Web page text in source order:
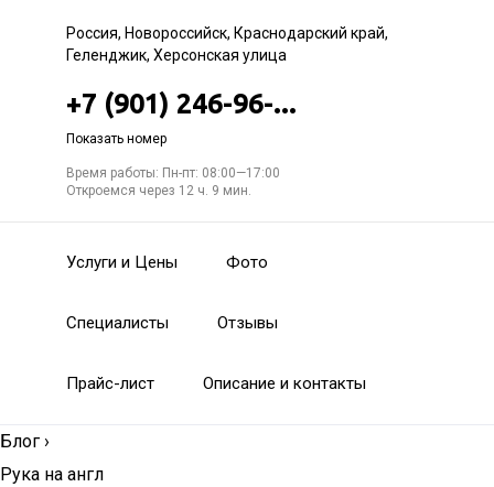
Россия, Новороссийск, Краснодарский край,
Геленджик, Херсонская улица
+7 (901) 246-96-...
Показать номер
Время работы: Пн-пт: 08:00—17:00
Откроемся через 12 ч. 9 мин.
Услуги и Цены Фото
Специалисты Отзывы
Прайс-лист Описание и контакты
Блог ›
Рука на англ